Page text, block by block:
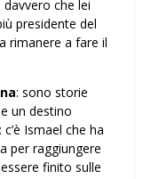
che lei
presidente del
rimanere a fare il
: sono storie
un destino
Ismael che ha
per raggiungere
finito sulle